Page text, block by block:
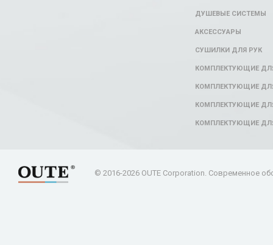
ДУШЕВЫЕ СИСТЕМЫ
АКСЕССУАРЫ
СУШИЛКИ ДЛЯ РУК
КОМПЛЕКТУЮЩИЕ
КОМПЛЕКТУЮЩИЕ
КОМПЛЕКТУЮЩИЕ
КОМПЛЕКТУЮЩИЕ
© 2016-2026 OUTE Corporation. Современное